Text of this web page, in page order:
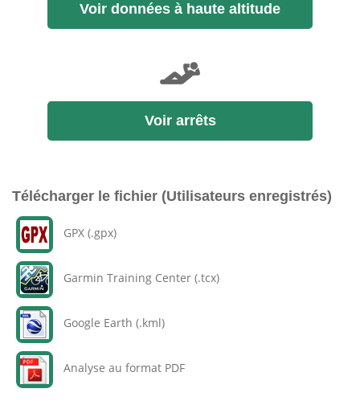
Voir données à haute altitude
Voir arrêts
Télécharger le fichier (Utilisateurs enregistrés)
GPX (.gpx)
Garmin Training Center (.tcx)
Google Earth (.kml)
Analyse au format PDF